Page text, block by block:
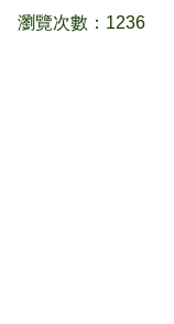
瀏覽次數：1236